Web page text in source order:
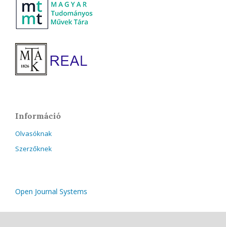
Információ
Olvasóknak
Szerzőknek
Open Journal Systems